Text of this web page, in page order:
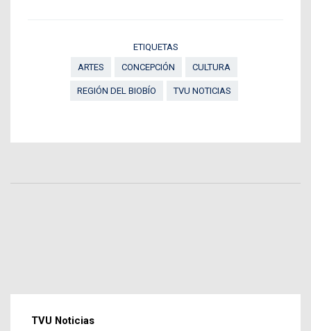
ETIQUETAS
ARTES
CONCEPCIÓN CULTURA
REGIÓN DEL BIOBÍO TVU NOTICIAS
TVU Noticias